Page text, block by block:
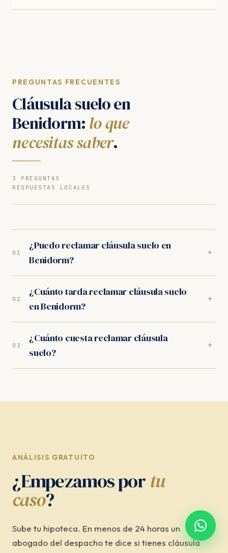
PREGUNTAS FRECUENTES
Cláusula suelo en
Benidorm: lo que
necesitas saber.
3 PREGUNTAS
RESPUESTAS LOCALES
01
¿Puedo reclamar cláusula suelo en
Benidorm?
+
en cláusula suelo. Analizamos tu caso gratuitamente
y trabajamos orientados a resultados. Los juzgados
de Benidorm tienen criterio favorable al consumidor.
02
¿Cuánto tarda reclamar cláusula suelo
en Benidorm?
+
dura entre 10-14 meses. Incluye la fase extrajudicial
(1 mes) y, si es necesario, la judicial ante el Juzgado
de Primera Instancia competente.
03
¿Cuánto cuesta reclamar cláusula
suelo?
+
provisión de fondos, sin cuotas mensuales, sin costes
ANÁLISIS GRATUITO
¿Empezamos por tu
caso?
Sube tu hipoteca. En menos de 24 horas un
abogado del despacho te dice si tienes cláusula